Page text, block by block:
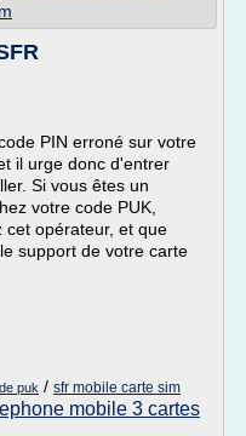
PIN erroné sur votre
il urge donc d'entrer
Si vous êtes un
votre code PUK,
cet opérateur, et que
support de votre carte
puk / sfr mobile carte sim
mobile 3 cartes